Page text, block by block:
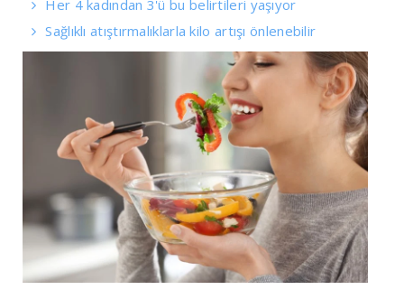
Her 4 kadından 3'ü bu belirtileri yaşıyor
Sağlıklı atıştırmalıklarla kilo artışı önlenebilir